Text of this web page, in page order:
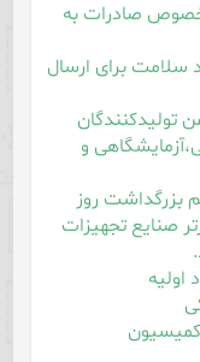
در خصوص صادرات به
سلامت برای ارسال
تولیدکنندگان
و
بزرگداشت روز
صنایع تجهیزات
اولیه
کمیسیون